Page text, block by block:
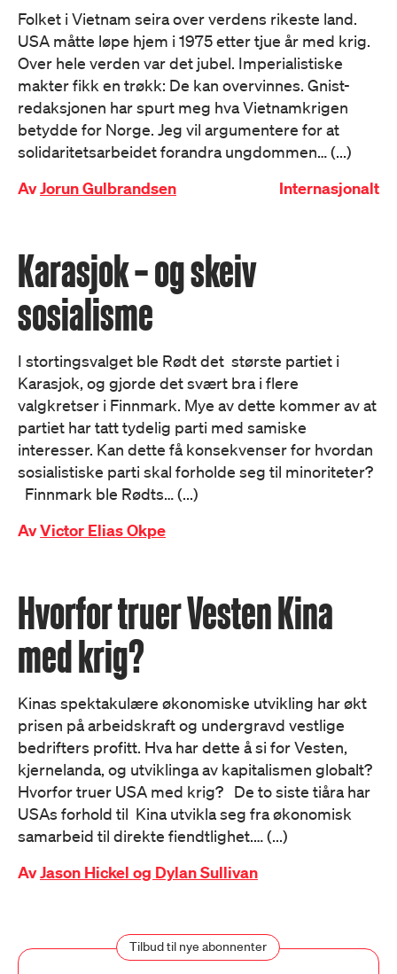
Folket i Vietnam seira over verdens rikeste land.
USA måtte løpe hjem i 1975 etter tjue år med krig.
Over hele verden var det jubel. Imperialistiske
makter fikk en trøkk: De kan overvinnes. Gnist-
redaksjonen har spurt meg hva Vietnamkrigen
betydde for Norge. Jeg vil argumentere for at
solidaritetsarbeidet forandra ungdommen… (...)
AvJorun Gulbrandsen Internasjonalt
Karasjok – og skeiv
sosialisme
I stortingsvalget ble Rødt det største partiet i
Karasjok, og gjorde det svært bra i flere
valgkretser i Finnmark. Mye av dette kommer av at
partiet har tatt tydelig parti med samiske
interesser. Kan dette få konsekvenser for hvordan
sosialistiske parti skal forholde seg til minoriteter?
Finnmark ble Rødts… (...)
AvVictor Elias Okpe
Hvorfor truer Vesten Kina
med krig?
Kinas spektakulære økonomiske utvikling har økt
prisen på arbeidskraft og undergravd vestlige
bedrifters profitt. Hva har dette å si for Vesten,
kjernelanda, og utviklinga av kapitalismen globalt?
Hvorfor truer USA med krig? De to siste tiåra har
USAs forhold til Kina utvikla seg fra økonomisk
samarbeid til direkte fiendtlighet.… (...)
AvJason Hickel og Dylan Sullivan
Tilbud til nye abonnenter